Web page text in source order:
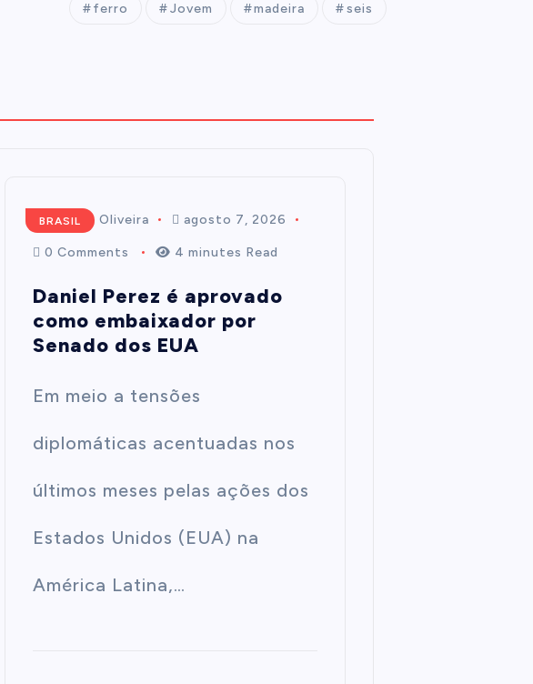
ferro Jovem madeira seis
BRASIL
Mairim de Oliveira agosto 7, 2026
0 Comments 4 minutes Read
Daniel Perez é aprovado
como embaixador por
Senado dos EUA
Em meio a tensões
diplomáticas acentuadas nos
últimos meses pelas ações dos
Estados Unidos (EUA) na
América Latina,…